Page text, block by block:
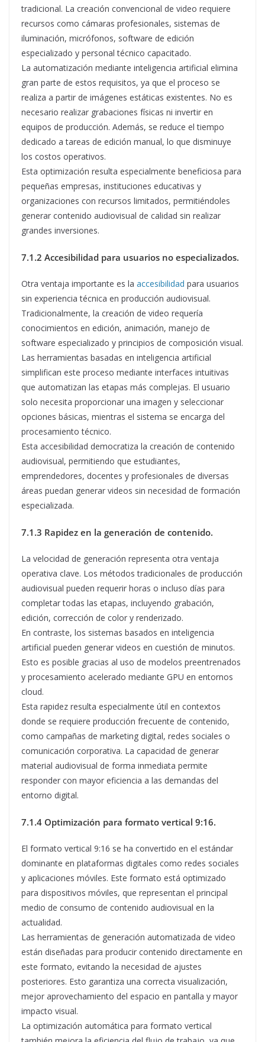
tradicional. La creación convencional de video requiere
recursos como cámaras profesionales, sistemas de
iluminación, micrófonos, software de edición
especializado y personal técnico capacitado.
La automatización mediante inteligencia artificial elimina
gran parte de estos requisitos, ya que el proceso se
realiza a partir de imágenes estáticas existentes. No es
necesario realizar grabaciones físicas ni invertir en
equipos de producción. Además, se reduce el tiempo
dedicado a tareas de edición manual, lo que disminuye
los costos operativos.
Esta optimización resulta especialmente beneficiosa para
pequeñas empresas, instituciones educativas y
organizaciones con recursos limitados, permitiéndoles
generar contenido audiovisual de calidad sin realizar
grandes inversiones.
7.1.2 Accesibilidad para usuarios no especializados.
Otra ventaja importante es la accesibilidad para usuarios
sin experiencia técnica en producción audiovisual.
Tradicionalmente, la creación de video requería
conocimientos en edición, animación, manejo de
software especializado y principios de composición visual.
Las herramientas basadas en inteligencia artificial
simplifican este proceso mediante interfaces intuitivas
que automatizan las etapas más complejas. El usuario
solo necesita proporcionar una imagen y seleccionar
opciones básicas, mientras el sistema se encarga del
procesamiento técnico.
Esta accesibilidad democratiza la creación de contenido
audiovisual, permitiendo que estudiantes,
emprendedores, docentes y profesionales de diversas
áreas puedan generar videos sin necesidad de formación
especializada.
7.1.3 Rapidez en la generación de contenido.
La velocidad de generación representa otra ventaja
operativa clave. Los métodos tradicionales de producción
audiovisual pueden requerir horas o incluso días para
completar todas las etapas, incluyendo grabación,
edición, corrección de color y renderizado.
En contraste, los sistemas basados en inteligencia
artificial pueden generar videos en cuestión de minutos.
Esto es posible gracias al uso de modelos preentrenados
y procesamiento acelerado mediante GPU en entornos
cloud.
Esta rapidez resulta especialmente útil en contextos
donde se requiere producción frecuente de contenido,
como campañas de marketing digital, redes sociales o
comunicación corporativa. La capacidad de generar
material audiovisual de forma inmediata permite
responder con mayor eficiencia a las demandas del
entorno digital.
7.1.4 Optimización para formato vertical 9:16.
El formato vertical 9:16 se ha convertido en el estándar
dominante en plataformas digitales como redes sociales
y aplicaciones móviles. Este formato está optimizado
para dispositivos móviles, que representan el principal
medio de consumo de contenido audiovisual en la
actualidad.
Las herramientas de generación automatizada de video
están diseñadas para producir contenido directamente en
este formato, evitando la necesidad de ajustes
posteriores. Esto garantiza una correcta visualización,
mejor aprovechamiento del espacio en pantalla y mayor
impacto visual.
La optimización automática para formato vertical